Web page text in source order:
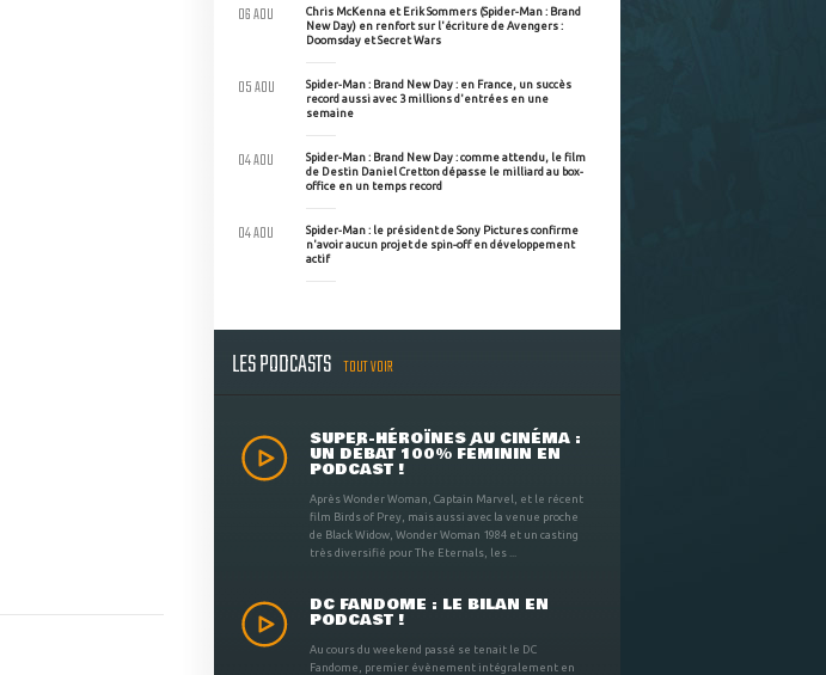
Chris McKenna et Erik Sommers (Spider-Man : Brand
New Day) en renfort sur l'écriture de Avengers :
Doomsday et Secret Wars
06 AOU
Spider-Man : Brand New Day : en France, un succès
record aussi avec 3 millions d'entrées en une
semaine
05 AOU
Spider-Man : Brand New Day : comme attendu, le film
de Destin Daniel Cretton dépasse le milliard au box-
office en un temps record
04 AOU
Spider-Man : le président de Sony Pictures confirme
n'avoir aucun projet de spin-off en développement
actif
04 AOU
LES PODCASTS TOUT VOIR
SUPER-HÉROÏNES AU CINÉMA :
UN DÉBAT 100% FÉMININ EN
PODCAST !
Après Wonder Woman, Captain Marvel, et le récent
film Birds of Prey, mais aussi avec la venue proche
de Black Widow, Wonder Woman 1984 et un casting
très diversifié pour The Eternals, les ...
DC FANDOME : LE BILAN EN
PODCAST !
Au cours du weekend passé se tenait le DC
Fandome, premier évènement intégralement en